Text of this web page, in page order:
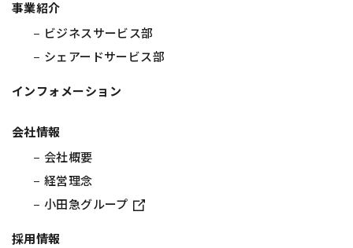
事業紹介
ビジネスサービス部
シェアードサービス部
インフォメーション
会社情報
会社概要
経営理念
小田急グループ
採用情報